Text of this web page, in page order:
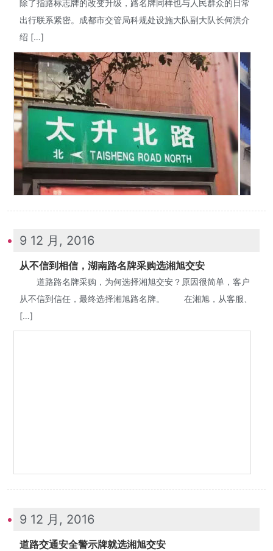
除了指路标志牌的改变升级，路名牌同样也与人民群众的日常
出行联系紧密。成都市交管局科规处设施大队副大队长何洪介
绍 […]
9 12 月, 2016
从不信到相信，湖南路名牌采购选湘旭交安
道路路名牌采购，为何选择湘旭交安？原因很简单，客户
从不信到信任，最终选择湘旭路名牌。 在湘旭，从客服、
[…]
9 12 月, 2016
道路交通安全警示牌就选湘旭交安